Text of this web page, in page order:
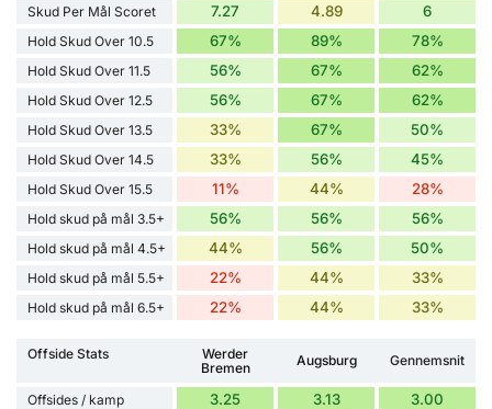
Skud Per Mål Scoret 7.27 4.89 6
Hold Skud Over 10.5 67% 89% 78%
Hold Skud Over 11.5 56% 67% 62%
Hold Skud Over 12.5 56% 67% 62%
Hold Skud Over 13.5 33% 67% 50%
Hold Skud Over 14.5 33% 56% 45%
Hold Skud Over 15.5 11% 44% 28%
Hold skud på mål 3.5+ 56% 56% 56%
Hold skud på mål 4.5+ 44% 56% 50%
Hold skud på mål 5.5+ 22% 44% 33%
Hold skud på mål 6.5+ 22% 44% 33%
Offside Stats
Werder
Bremen
Augsburg Gennemsnit
Offsides / kamp 3.25 3.13 3.00